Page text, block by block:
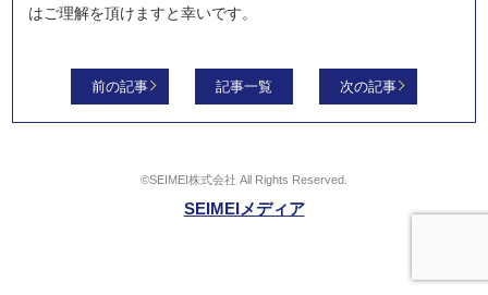
はご理解を頂けますと幸いです。
前の記事 記事一覧 次の記事
©SEIMEI株式会社 All Rights Reserved.
SEIMEIメディア